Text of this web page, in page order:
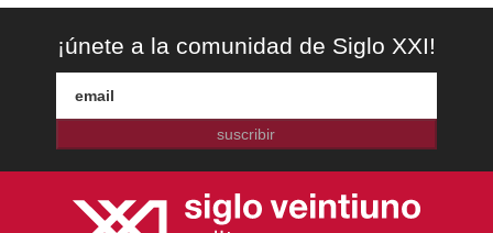
¡únete a la comunidad de Siglo XXI!
suscribir